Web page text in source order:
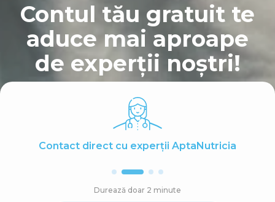
Contul tău gratuit te
aduce mai aproape
de experții noștri!
Contact direct cu experții AptaNutricia
Durează doar 2 minute